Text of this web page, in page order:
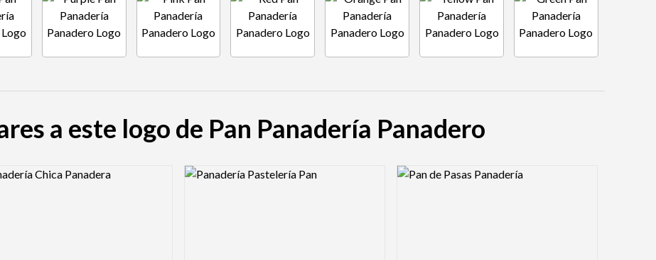
a este logo de Pan Panadería Panadero
Image Logo Preview Image Logo Preview Image